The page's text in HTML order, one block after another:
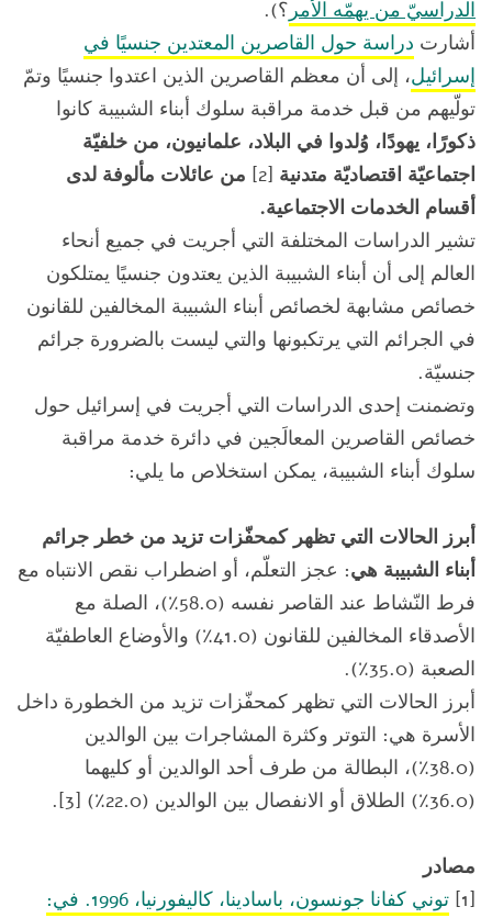
الدراسيّ من يهمّه الأمر ؟).
أشارت دراسة حول القاصرين المعتدين جنسيًا في
إسرائيل، إلى أن معظم القاصرين الذين اعتدوا جنسيًا وتمّ
تولّيهم من قبل خدمة مراقبة سلوك أبناء الشبيبة كانوا
ذكورًا، يهودًا، وُلدوا في البلاد، علمانيون، من خلفيّة
اجتماعيّة اقتصاديّة متدنية [2]
من عائلات مألوفة لدى
أقسام الخدمات الاجتماعية.
تشير الدراسات المختلفة التي أجريت في جميع أنحاء
العالم إلى أن أبناء الشبيبة الذين يعتدون جنسيًا يمتلكون
خصائص مشابهة لخصائص أبناء الشبيبة المخالفين للقانون
في الجرائم التي يرتكبونها والتي ليست بالضرورة جرائم
جنسيّة.
وتضمنت إحدى الدراسات التي أجريت في إسرائيل حول
خصائص القاصرين المعالَجين في دائرة خدمة مراقبة
سلوك أبناء الشبيبة، يمكن استخلاص ما يلي:
أبرز الحالات التي تظهر كمحفّزات تزيد من خطر جرائم
أبناء الشبيبة هي: عجز التعلّم، أو اضطراب نقص الانتباه مع
فرط النّشاط عند القاصر نفسه (58.0٪)، الصلة مع
الأصدقاء المخالفين للقانون (41.0٪) والأوضاع العاطفيّة
الصعبة (35.0٪).
أبرز الحالات التي تظهر كمحفّزات تزيد من الخطورة داخل
الأسرة هي: التوتر وكثرة المشاجرات بين الوالدين
(38.0٪)، البطالة من طرف أحد الوالدين أو كليهما
(36.0٪) الطلاق أو الانفصال بين الوالدين (22.0٪) [3].
مصادر
[1]
توني كفانا جونسون، باسادينا، كاليفورنيا، 1996. في: